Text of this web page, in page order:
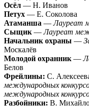
Осёл — Н. Иванов
Петух — Е. Соколова
Атаманша —Лауреат
Сыщик —Лауреат
Начальник охраны —
Москалёв
Молодой охранник —
Белов
Фрейлины: С.
международных
международных
Разбойники: В.